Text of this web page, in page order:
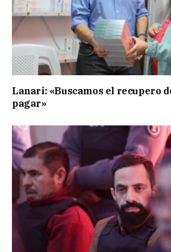
Lanari: «Buscamos el recupero
pagar»